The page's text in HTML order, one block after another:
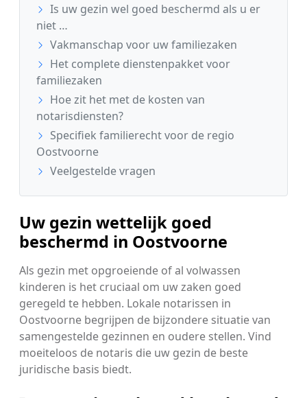
Is uw gezin wel goed beschermd als u er
niet …
Vakmanschap voor uw familiezaken
Het complete dienstenpakket voor
familiezaken
Hoe zit het met de kosten van
notarisdiensten?
Specifiek familierecht voor de regio
Oostvoorne
Veelgestelde vragen
Uw gezin wettelijk goed
beschermd in Oostvoorne
Als gezin met opgroeiende of al volwassen
kinderen is het cruciaal om uw zaken goed
geregeld te hebben. Lokale notarissen in
Oostvoorne begrijpen de bijzondere situatie van
samengestelde gezinnen en oudere stellen. Vind
moeiteloos de notaris die uw gezin de beste
juridische basis biedt.